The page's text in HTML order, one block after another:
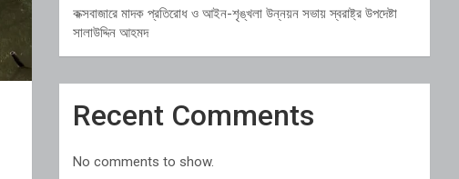
কক্সবাজারে মাদক প্রতিরোধ ও আইন-শৃঙ্খলা উন্নয়ন সভায় স্বরাষ্ট্র উপদেষ্টা
সালাউদ্দিন আহমদ
Recent Comments
No comments to show.